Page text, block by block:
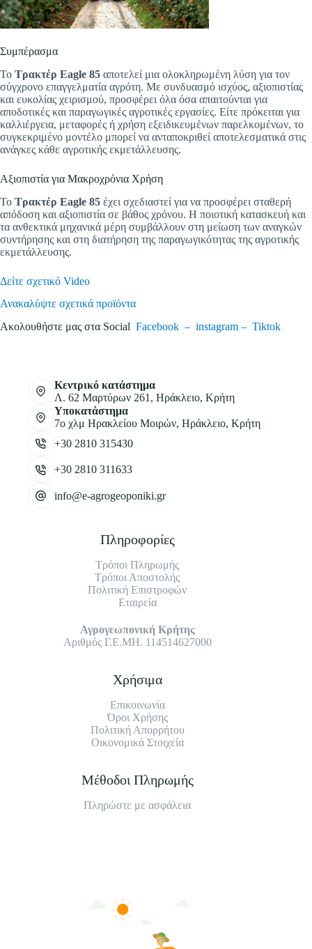
Συμπέρασμα
Το Τρακτέρ Eagle 85 αποτελεί μια ολοκληρωμένη λύση για τον
σύγχρονο επαγγελματία αγρότη. Με συνδυασμό ισχύος, αξιοπιστίας
και ευκολίας χειρισμού, προσφέρει όλα όσα απαιτούνται για
αποδοτικές και παραγωγικές αγροτικές εργασίες. Είτε πρόκειται για
καλλιέργεια, μεταφορές ή χρήση εξειδικευμένων παρελκομένων, το
συγκεκριμένο μοντέλο μπορεί να ανταποκριθεί αποτελεσματικά στις
ανάγκες κάθε αγροτικής εκμετάλλευσης.
Αξιοπιστία για Μακροχρόνια Χρήση
Το Τρακτέρ Eagle 85 έχει σχεδιαστεί για να προσφέρει σταθερή
απόδοση και αξιοπιστία σε βάθος χρόνου. Η ποιοτική κατασκευή και
τα ανθεκτικά μηχανικά μέρη συμβάλλουν στη μείωση των αναγκών
συντήρησης και στη διατήρηση της παραγωγικότητας της αγροτικής
εκμετάλλευσης.
Δείτε σχετικό Video
Ανακαλύψτε σχετικά προϊόντα
Ακολουθήστε μας στα Social Facebook – instagram – Tiktok
Κεντρικό κατάστημα
Λ. 62 Μαρτύρων 261, Ηράκλειο, Κρήτη
Υποκατάστημα
7ο χλμ Ηρακλείου Μοιρών, Ηράκλειο, Κρήτη
+30 2810 315430
+30 2810 311633
info@e-agrogeoponiki.gr
Πληροφορίες
Τρόποι Πληρωμής
Τρόποι Αποστολής
Πολιτική Επιστροφών
Εταιρεία
Αγρογεωπονική Κρήτης
Αριθμός Γ.Ε.ΜΗ. 114514627000
Χρήσιμα
Επικοινωνία
Όροι Χρήσης
Πολιτική Απορρήτου
Οικονομικά Στοιχεία
Μέθοδοι Πληρωμής
Πληρώστε με ασφάλεια